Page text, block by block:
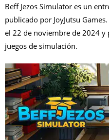
Beff Jezos Simulator es un
publicado por JoyJutsu
el 22 de noviembre de 2024 y
juegos de simulación.